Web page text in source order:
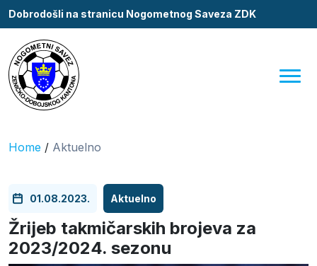
Dobrodošli na stranicu Nogometnog Saveza ZDK
Home / Aktuelno
01.08.2023. Aktuelno
Žrijeb takmičarskih brojeva za
2023/2024. sezonu